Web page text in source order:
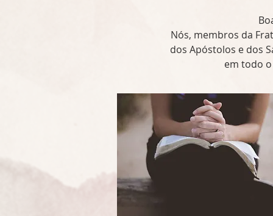
Nós, membros da
dos Apóstolos e dos
em todo